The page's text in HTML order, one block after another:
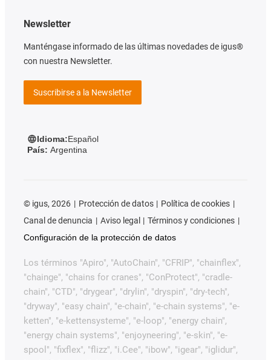
Newsletter
Manténgase informado de las últimas novedades de igus®
con nuestra Newsletter.
Suscribirse a la Newsletter
Idioma:Español
País: Argentina
© igus, 2026 Protección de datos
Política de cookies
Canal de denuncia
Aviso legal
Términos y condiciones
Configuración de la protección de datos
Los términos "Apiro", "AutoChain", "CFRIP", "chainflex",
"chainge", "chains for cranes", "ConProtect", "cradle-
chain", "CTD", "drygear", "drylin", "dryspin", "dry-tech",
"dryway", "easy chain", "e-chain", "e-chain systems", "e-
ketten", "e-kettensysteme", "e-loop", "energy chain",
"energy chain systems", "enjoyneering", "e-skin", "e-
spool", "fixflex", "flizz", "i.Cee", "ibow", "igear", "iglidur",